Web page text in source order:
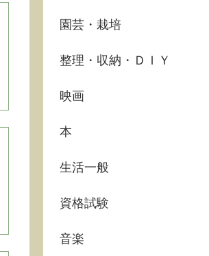
園芸・栽培
整理・収納・ＤＩＹ
映画
本
生活一般
資格試験
音楽